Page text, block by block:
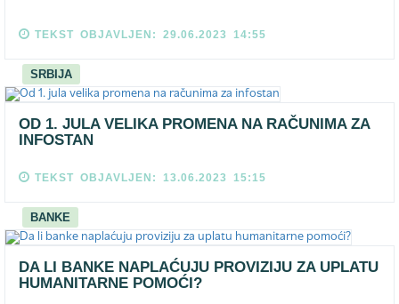
TEKST OBJAVLJEN: 29.06.2023 14:55
SRBIJA
OD 1. JULA VELIKA PROMENA NA RAČUNIMA ZA
INFOSTAN
TEKST OBJAVLJEN: 13.06.2023 15:15
BANKE
DA LI BANKE NAPLAĆUJU PROVIZIJU ZA UPLATU
HUMANITARNE POMOĆI?